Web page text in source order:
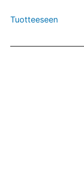
Tuotteeseen